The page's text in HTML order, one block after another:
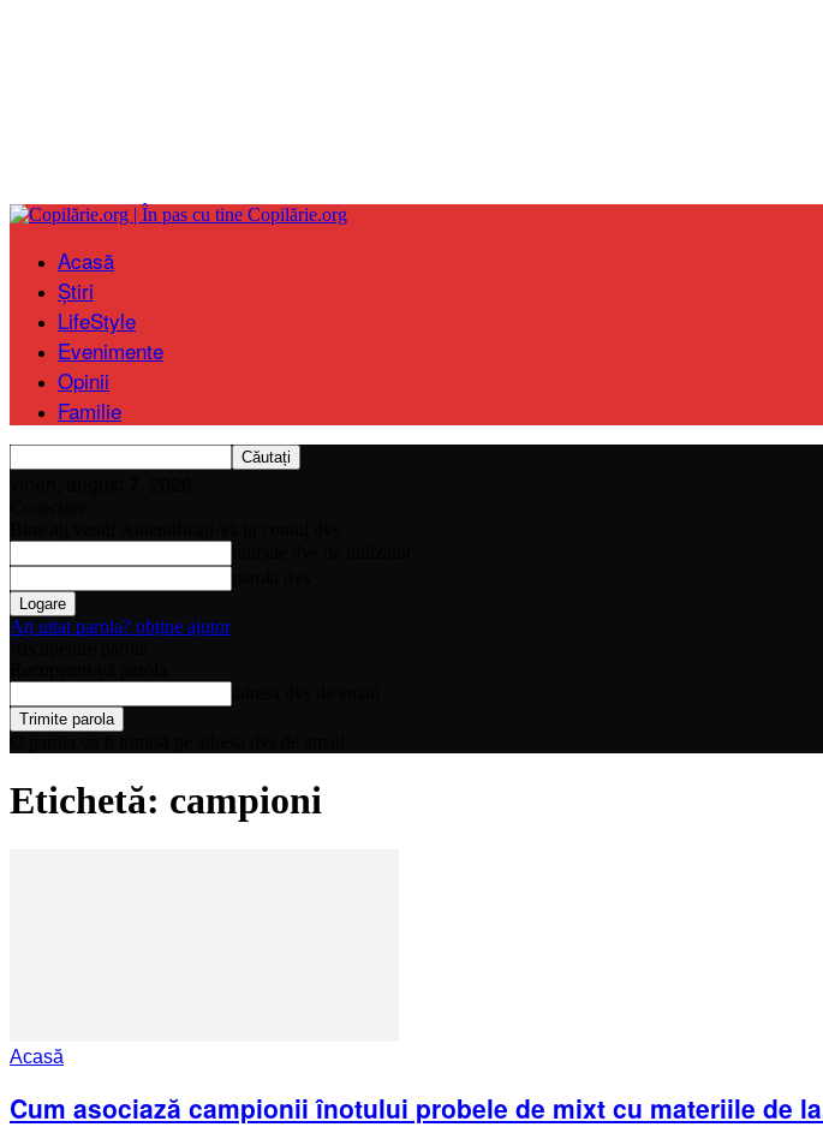
Copilărie.org
Acasă
Știri
LifeStyle
Evenimente
Opinii
Familie
Ați uitat parola? obține ajutor
Etichetă: campioni
Acasă
Cum asociază campionii înotului probele de mixt cu materiile de